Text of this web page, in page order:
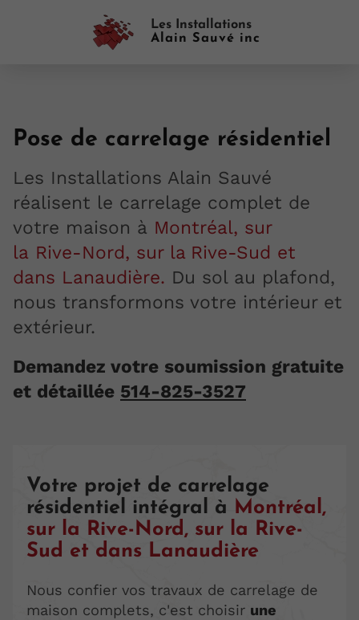
Les Installations
Alain Sauvé inc
Pose de carrelage résidentiel
Les Installations Alain Sauvé
réalisent le carrelage complet de
votre maison à Montréal, sur
la Rive-Nord, sur la Rive-Sud et
dans Lanaudière. Du sol au plafond,
nous transformons votre intérieur et
extérieur.
Demandez votre soumission gratuite
et détaillée 514-825-3527
Votre projet de carrelage
résidentiel intégral à Montréal,
sur la Rive-Nord, sur la Rive-
Sud et dans Lanaudière
Nous confier vos travaux de carrelage de
maison complets, c'est choisir une